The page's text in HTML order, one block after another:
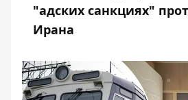
"адских санкциях"
Ирана